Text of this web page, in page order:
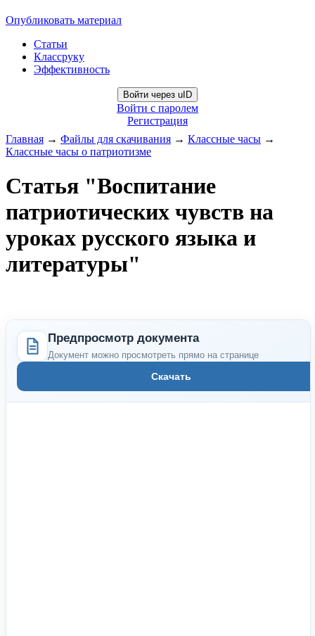
Опубликовать материал
Статьи
Классруку
Эффективность
Войти через uID
Войти с паролем
Регистрация
Главная → Файлы для скачивания → Классные часы →
Классные часы о патриотизме
Статья "Воспитание
патриотических чувств на
уроках русского языка и
литературы"
Предпросмотр документа
Документ можно просмотреть прямо на странице
Скачать